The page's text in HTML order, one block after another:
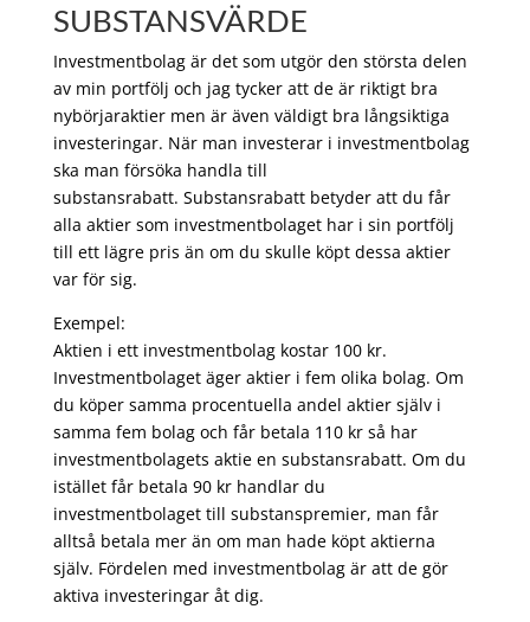
SUBSTANSVÄRDE
Investmentbolag är det som utgör den största delen
av min portfölj och jag tycker att de är riktigt bra
nybörjaraktier men är även väldigt bra långsiktiga
investeringar. När man investerar i investmentbolag
ska man försöka handla till
substansrabatt. Substansrabatt betyder att du får
alla aktier som investmentbolaget har i sin portfölj
till ett lägre pris än om du skulle köpt dessa aktier
var för sig.
Exempel:
Aktien i ett investmentbolag kostar 100 kr.
Investmentbolaget äger aktier i fem olika bolag. Om
du köper samma procentuella andel aktier själv i
samma fem bolag och får betala 110 kr så har
investmentbolagets aktie en substansrabatt. Om du
istället får betala 90 kr handlar du
investmentbolaget till substanspremier, man får
alltså betala mer än om man hade köpt aktierna
själv. Fördelen med investmentbolag är att de gör
aktiva investeringar åt dig.